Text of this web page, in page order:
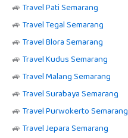
🚙 Travel Pati Semarang
🚙 Travel Tegal Semarang
🚙 Travel Blora Semarang
🚙 Travel Kudus Semarang
🚙 Travel Malang Semarang
🚙 Travel Surabaya Semarang
🚙 Travel Purwokerto Semarang
🚙 Travel Jepara Semarang